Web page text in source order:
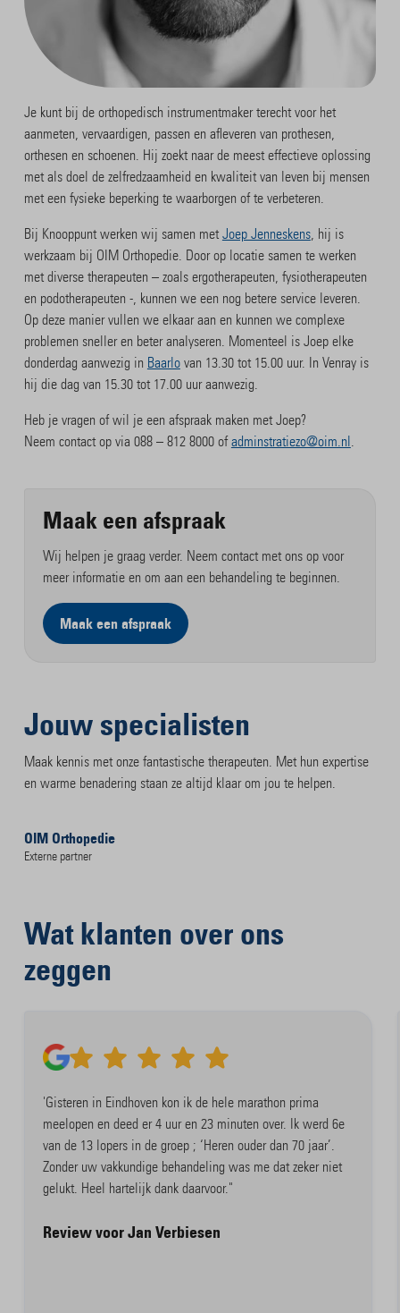
Je kunt bij de orthopedisch instrumentmaker terecht voor het
aanmeten, vervaardigen, passen en afleveren van prothesen,
orthesen en schoenen. Hij zoekt naar de meest effectieve oplossing
met als doel de zelfredzaamheid en kwaliteit van leven bij mensen
met een fysieke beperking te waarborgen of te verbeteren.
Bij Knooppunt werken wij samen met Joep Jenneskens, hij is
werkzaam bij OIM Orthopedie. Door op locatie samen te werken
met diverse therapeuten – zoals ergotherapeuten, fysiotherapeuten
en podotherapeuten -, kunnen we een nog betere service leveren.
Op deze manier vullen we elkaar aan en kunnen we complexe
problemen sneller en beter analyseren. Momenteel is Joep elke
donderdag aanwezig in Baarlovan 13.30 tot 15.00 uur. In Venray is
hij die dag van 15.30 tot 17.00 uur aanwezig.
Heb je vragen of wil je een afspraak maken met Joep?
Neem contact op via 088 – 812 8000 ofadminstratiezo@oim.nl.
Maak een afspraak
Wij helpen je graag verder. Neem contact met ons op voor
meer informatie en om aan een behandeling te beginnen.
Maak een afspraak
Jouw specialisten
Maak kennis met onze fantastische therapeuten. Met hun expertise
en warme benadering staan ze altijd klaar om jou te helpen.
OIM Orthopedie
Externe partner
Wat klanten over ons
zeggen
'Gisteren in Eindhoven kon ik de hele marathon prima
meelopen en deed er 4 uur en 23 minuten over. Ik werd 6e
van de 13 lopers in de groep ; ‘Heren ouder dan 70 jaar’.
Zonder uw vakkundige behandeling was me dat zeker niet
gelukt. Heel hartelijk dank daarvoor."
Review voor Jan Verbiesen